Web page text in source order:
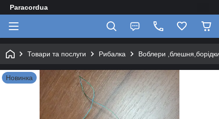
Paracordua
Товари та послуги Рибалка Воблери
Новинка